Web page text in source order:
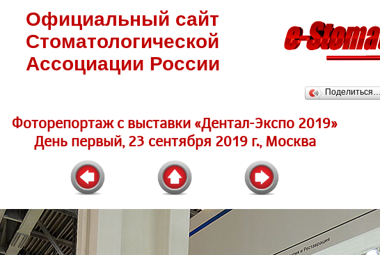
Официальный сайт
Стоматологической
Ассоциации России
Поделиться…
Фоторепортаж c выставки «Дентал-Экспо 2019»
День первый, 23 сентября 2019 г., Москва